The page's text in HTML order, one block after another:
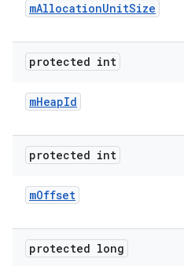
mAllocationUnitSize
protected int
mHeapId
protected int
mOffset
protected long